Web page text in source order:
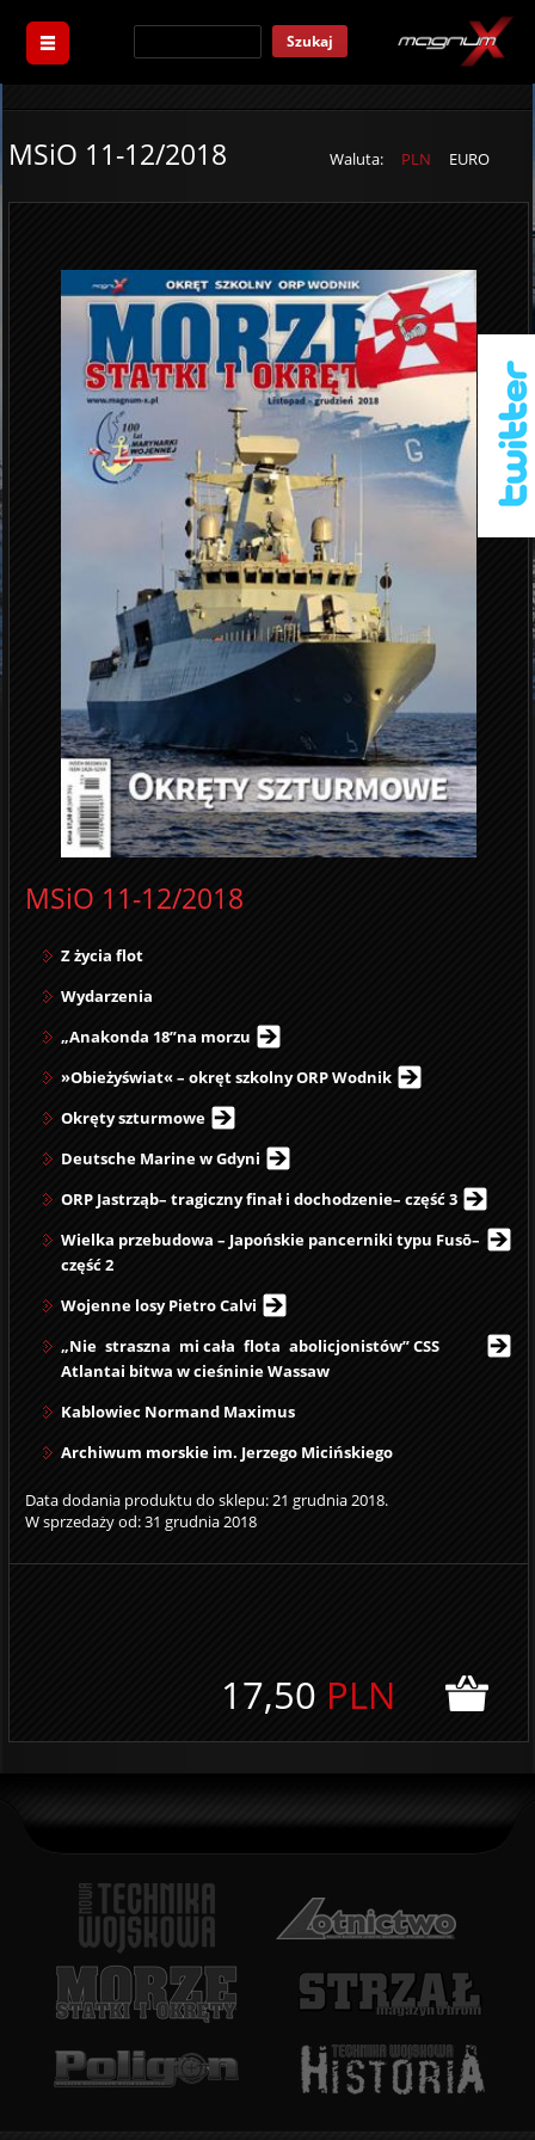
Szukaj
Waluta: PLN EURO
MSiO 11-12/2018
MSiO 11-12/2018
Z życia flot
Wydarzenia
„Anakonda 18”na morzu
»Obieżyświat« – okręt szkolny ORP Wodnik
Okręty szturmowe
Deutsche Marine w Gdyni
ORP Jastrząb– tragiczny finał i dochodzenie– część 3
Wielka przebudowa – Japońskie pancerniki typu Fusō–
część 2
Wojenne losy Pietro Calvi
„Nie straszna mi cała flota abolicjonistów” CSS
Atlantai bitwa w cieśninie Wassaw
Kablowiec Normand Maximus
Archiwum morskie im. Jerzego Micińskiego
Data dodania produktu do sklepu: 21 grudnia 2018.
W sprzedaży od: 31 grudnia 2018
17,50 PLN